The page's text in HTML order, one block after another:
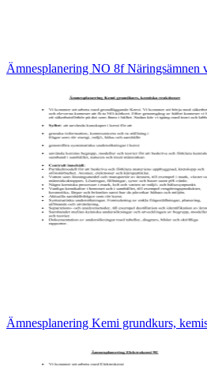
Ämnesplanering NO 8f Näringsämnen
Ämnesplanering Kemi grundkurs,